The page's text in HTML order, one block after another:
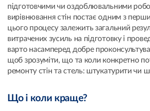
підготовчими чи оздоблювальними
вирівнювання стін постає одним з
цього процесу залежить загальний
витрачених зусиль на підготовку і
варто насамперед добре
щоб зрозуміти, що та коли конкретно
ремонту стін та стель: штукатурити чи
Що і коли краще?